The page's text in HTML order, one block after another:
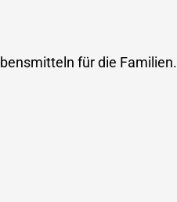
für die Familien.